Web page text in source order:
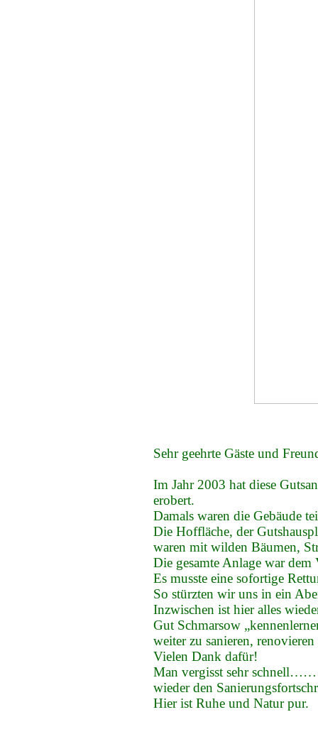
Sehr geehrte Gäste und
Im Jahr 2003 hat diese
erobert.
Damals waren die Gebäude
Die Hoffläche, der
waren mit wilden Bäumen,
Die gesamte Anlage war dem
Es musste eine sofortige
So stürzten wir uns in ein
Inzwischen ist hier alles
Gut Schmarsow
weiter zu sanieren,
Vielen Dank dafür!
Man vergisst sehr
wieder den
Hier ist Ruhe und Natur pur.